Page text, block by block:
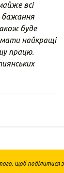
всі
бажання
буде
найкращі
працю.
щоб поділитися з